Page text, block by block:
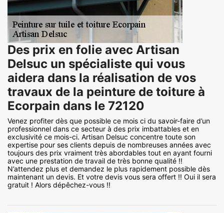
Des prix en folie avec Artisan
Delsuc un spécialiste qui vous
aidera dans la réalisation de vos
travaux de la peinture de toiture à
Ecorpain dans le 72120
Venez profiter dès que possible ce mois ci du savoir-faire d’un
professionnel dans ce secteur à des prix imbattables et en
exclusivité ce mois-ci. Artisan Delsuc concentre toute son
expertise pour ses clients depuis de nombreuses années avec
toujours des prix vraiment très abordables tout en ayant fourni
avec une prestation de travail de très bonne qualité !!
N’attendez plus et demandez le plus rapidement possible dès
maintenant un devis. Et votre devis vous sera offert !! Oui il sera
gratuit ! Alors dépêchez-vous !!